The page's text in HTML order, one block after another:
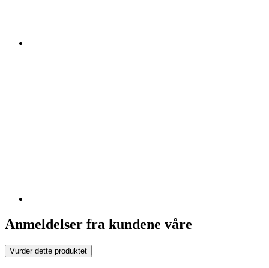
Anmeldelser fra kundene våre
Vurder dette produktet